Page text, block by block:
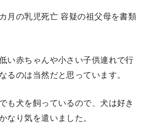
月の乳児死亡 容疑の祖父母を書類
い赤ちゃんや小さい子供連れで行
るのは当然だと思っています。
も犬を飼っているので、犬は好き
なり気を遣いました。